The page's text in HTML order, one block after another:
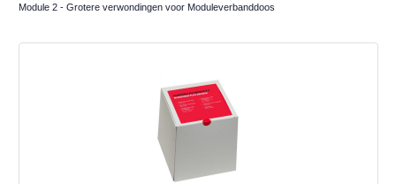
Module 2 - Grotere verwondingen voor Moduleverbanddoos